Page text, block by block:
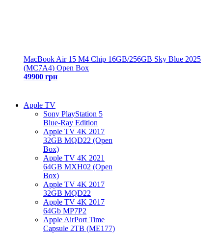
MacBook Air 15 M4 Chip 16GB/256GB Sky Blue 2025
(MC7A4) Open Box
49900 грн
Apple TV
Sony PlayStation 5
Blue-Ray Edition
Apple TV 4K 2017
32GB MQD22 (Open
Box)
Apple TV 4K 2021
64GB MXH02 (Open
Box)
Apple TV 4K 2017
32GB MQD22
Apple TV 4K 2017
64Gb MP7P2
Apple AirPort Time
Capsule 2TB (ME177)